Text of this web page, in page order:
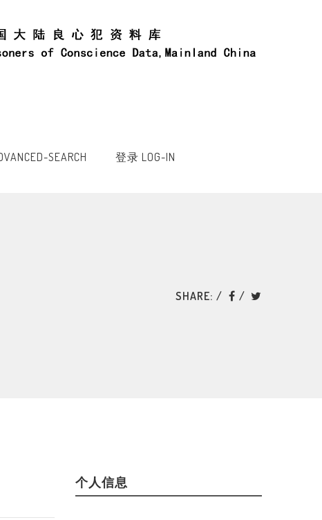
SEARCH 登录 LOG-IN
SHARE:
个人信息